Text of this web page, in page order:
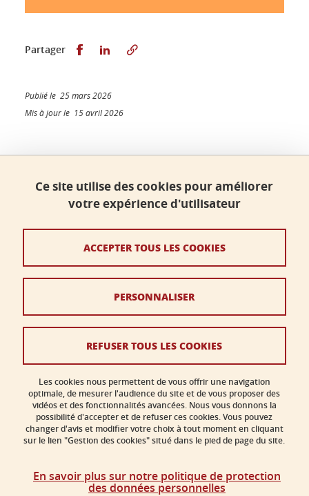
Partager Partager sur Facebook
Partager sur LinkedIn
Publié le 25 mars 2026
Mis à jour le 15 avril 2026
Faculté de sciences, Université Grenoble Alpes
Bâtiment B - Phitem
230 rue de la Physique
faculte-sciences@univ-grenoble-alpes.fr
Mentions légales
Données personnelles
Gestion des cookies
Accessibilité : non conforme
Ce site utilise des cookies pour améliorer
votre expérience d'utilisateur
Les cookies nous permettent de vous offrir une navigation
optimale, de mesurer l'audience du site et de vous proposer des
vidéos et des fonctionnalités avancées. Nous vous donnons la
possibilité d'accepter et de refuser ces cookies. Vous pouvez
changer d'avis et modifier votre choix à tout moment en cliquant
sur le lien "Gestion des cookies" situé dans le pied de page du site.
En savoir plus sur notre politique de protection
des données personnelles
ACCEPTER TOUS LES COOKIES
REFUSER TOUS LES COOKIES
PERSONNALISER